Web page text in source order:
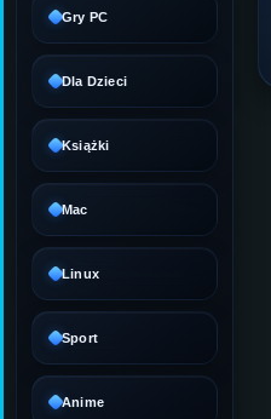
Gry PC
Dla Dzieci
Książki
Mac
Linux
Sport
Anime